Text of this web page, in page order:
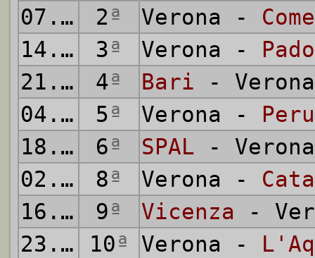
07.10.1934
2ª Verona -
14.10.1934
3ª Verona -
21.10.1934
4ª Bari - Verona
04.11.1934
5ª Verona -
18.11.1934
6ª SPAL - Verona
02.12.1934
8ª Verona -
16.12.1934
9ª Vicenza -
23.12.1934
10ª Verona -